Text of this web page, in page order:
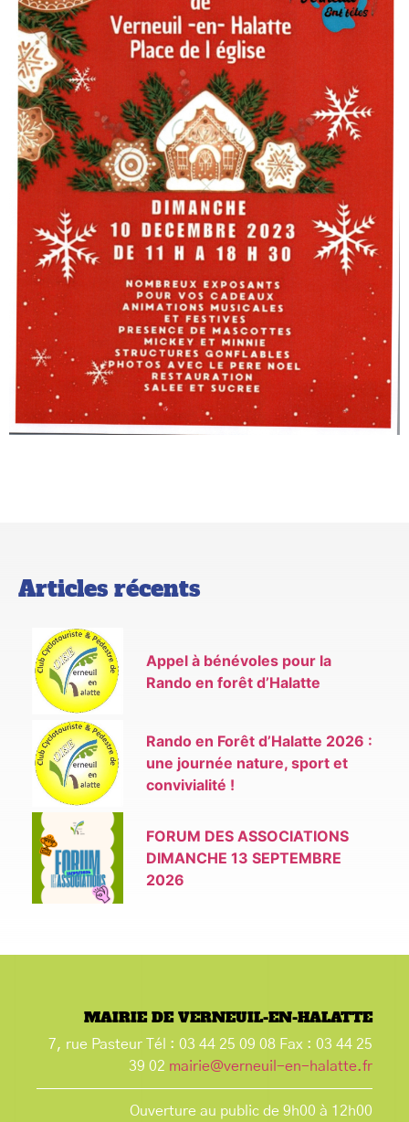
Articles récents
Appel à bénévoles pour la
Rando en forêt d’Halatte
Rando en Forêt d’Halatte 2026 :
une journée nature, sport et
convivialité !
FORUM DES ASSOCIATIONS
DIMANCHE 13 SEPTEMBRE
2026
MAIRIE DE VERNEUIL-EN-HALATTE
7, rue Pasteur Tél : 03 44 25 09 08 Fax : 03 44 25
39 02 mairie@verneuil-en-halatte.fr
Ouverture au public de 9h00 à 12h00